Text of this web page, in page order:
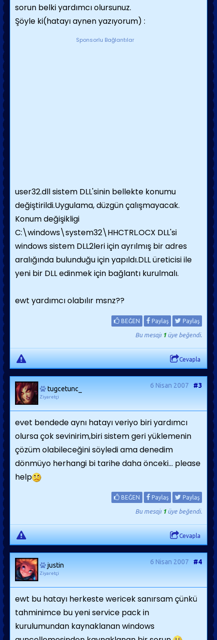
sorun belki yardımcı olursunuz.
Şöyle ki(hatayı aynen yazıyorum) :
Sponsorlu Bağlantılar
user32.dll sistem DLL'sinin bellekte konumu
değiştirildi.Uygulama, düzgün çalışmayacak.
Konum değişikligi
C:\windows\system32\HHCTRL.OCX DLL'si
windows sistem DLL2leri için ayrılmış bir adres
aralığında bulunduğu için yapıldı.DLL üreticisi ile
yeni bir DLL edinmek için bağlantı kurulmalı.
ewt yardımcı olabılır msnz??
BEĞEN Paylaş Paylaş
Bu mesajı 1üye beğendi.
Cevapla
tugcetunc_
Ziyaretçi
6 Nisan 2007 #3
evet bendede aynı hatayı veriyo biri yardımcı
olursa çok sevinirim,biri sistem geri yüklemenin
çözüm olabileceğini söyledi ama denedim
dönmüyo herhangi bi tarihe daha önceki... please
help
BEĞEN Paylaş Paylaş
Bu mesajı 1üye beğendi.
Cevapla
justin
Ziyaretçi
6 Nisan 2007 #4
ewt bu hatayı herkeste wericek sanırsam çünkü
tahminimce bu yeni service pack in
kurulumundan kaynaklanan windows